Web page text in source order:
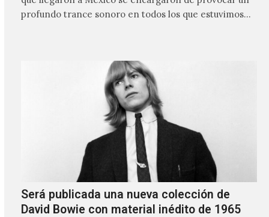
profundo trance sonoro en todos los que estuvimos
Será publicada una nueva colección de
David Bowie con material inédito de 1965